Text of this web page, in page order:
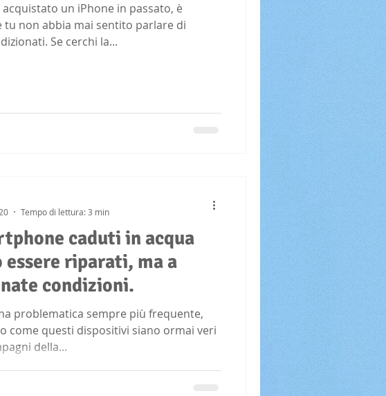
acquistato un iPhone in passato, è
tu non abbia mai sentito parlare di
Se cerchi la...
caduti in acqua
essere riparati, ma a
condizioni.
problematica sempre più frequente,
come questi dispositivi siano ormai veri
della...
Tempo di lettura: 3 min